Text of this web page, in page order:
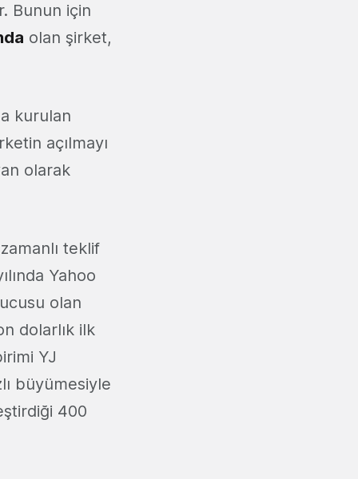
Bunun için
olan şirket,
kurulan
açılmayı
olarak
teklif
Yahoo
olan
dolarlık ilk
YJ
büyümesiyle
400